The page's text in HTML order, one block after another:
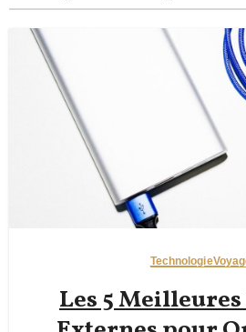
Technologie
Les 5